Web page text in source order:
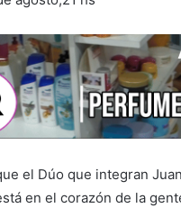
el Dúo que integran
en el corazón de la